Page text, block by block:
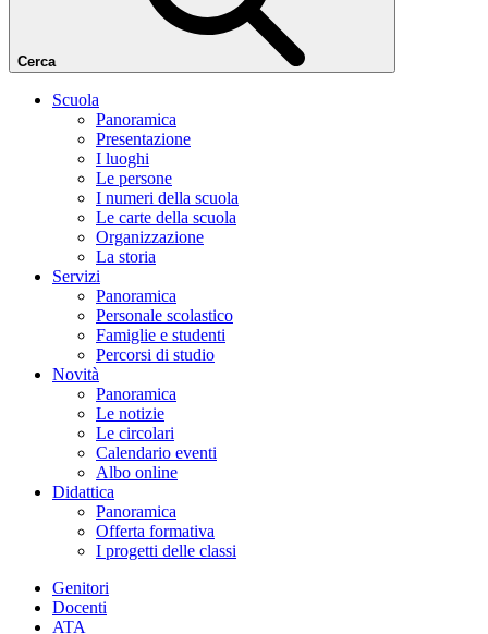
Cerca
Scuola
Panoramica
Presentazione
I luoghi
Le persone
I numeri della scuola
Le carte della scuola
Organizzazione
La storia
Servizi
Panoramica
Personale scolastico
Famiglie e studenti
Percorsi di studio
Novità
Panoramica
Le notizie
Le circolari
Calendario eventi
Albo online
Didattica
Panoramica
Offerta formativa
I progetti delle classi
Genitori
Docenti
ATA